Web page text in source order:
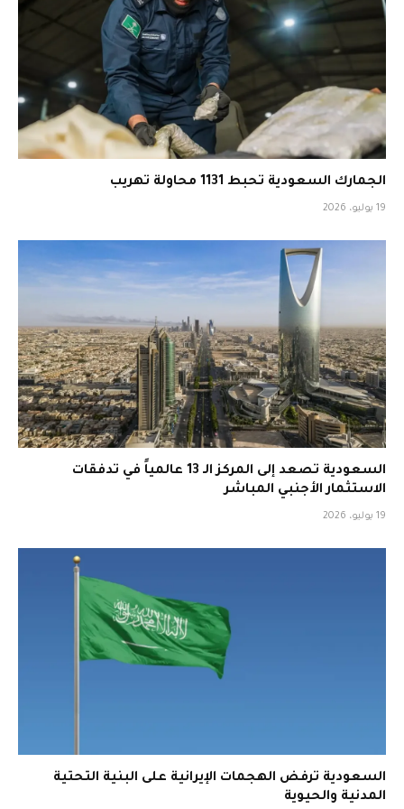
الجمارك السعودية تحبط 1131 محاولة تهريب
19 يوليو، 2026
السعودية تصعد إلى المركز الـ 13 عالمياً في تدفقات
الاستثمار الأجنبي المباشر
19 يوليو، 2026
السعودية ترفض الهجمات الإيرانية على البنية التحتية
المدنية والحيوية